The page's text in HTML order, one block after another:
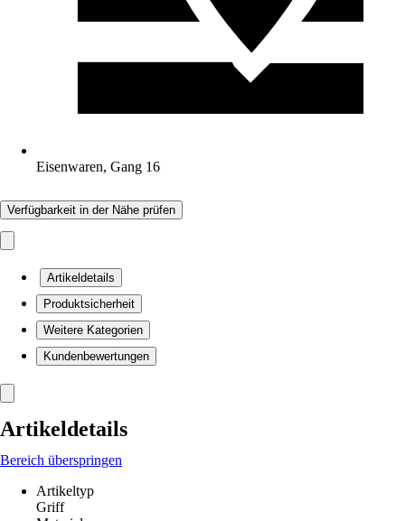
Eisenwaren, Gang 16
Verfügbarkeit in der Nähe prüfen
Artikeldetails
Produktsicherheit
Weitere Kategorien
Kundenbewertungen
Artikeldetails
Bereich überspringen
Artikeltyp
Griff